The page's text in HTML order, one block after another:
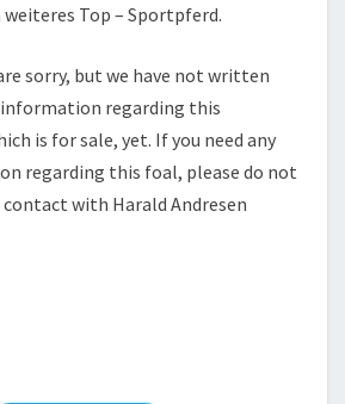
Top – Sportpferd.
sorry, but we have not written
regarding this
is for sale, yet. If you need any
regarding this foal, please do not
with Harald Andresen